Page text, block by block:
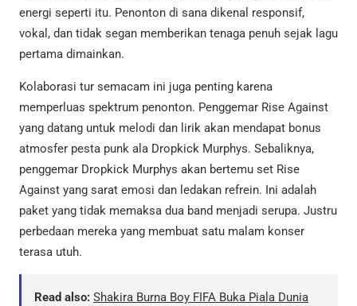
energi seperti itu. Penonton di sana dikenal responsif,
vokal, dan tidak segan memberikan tenaga penuh sejak lagu
pertama dimainkan.
Kolaborasi tur semacam ini juga penting karena
memperluas spektrum penonton. Penggemar Rise Against
yang datang untuk melodi dan lirik akan mendapat bonus
atmosfer pesta punk ala Dropkick Murphys. Sebaliknya,
penggemar Dropkick Murphys akan bertemu set Rise
Against yang sarat emosi dan ledakan refrein. Ini adalah
paket yang tidak memaksa dua band menjadi serupa. Justru
perbedaan mereka yang membuat satu malam konser
terasa utuh.
Read also: Shakira Burna Boy FIFA Buka Piala Dunia